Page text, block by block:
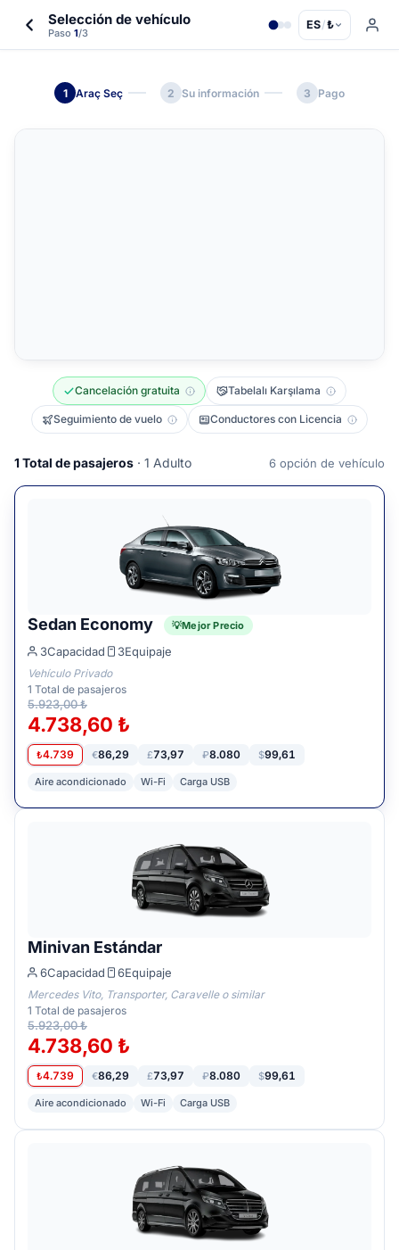
Selección de vehículo
Paso 1/3
ES/₺
1 Araç Seç 2 Su información 3 Pago
Cancelación gratuita Tabelalı Karşılama
Seguimiento de vuelo Conductores con Licencia
1Total de pasajeros · 1 Adulto 6 opción de vehículo
Sedan Economy Mejor Precio
3Capacidad 3Equipaje
Vehículo Privado
1 Total de pasajeros
5.923,00 ₺
4.738,60 ₺
₺4.739 €86,29 £73,97 ₽8.080 $99,61
Aire acondicionado Wi-Fi Carga USB
Minivan Estándar
6Capacidad 6Equipaje
Mercedes Vito, Transporter, Caravelle o similar
1 Total de pasajeros
5.923,00 ₺
4.738,60 ₺
₺4.739 €86,29 £73,97 ₽8.080 $99,61
Aire acondicionado Wi-Fi Carga USB